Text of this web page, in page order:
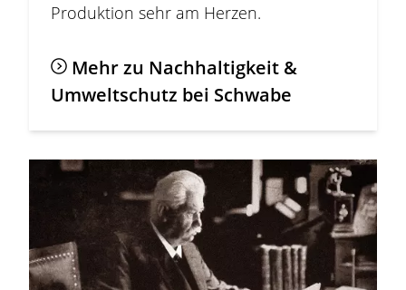
Produktion sehr am Herzen.
Mehr zu Nachhaltigkeit &
Umweltschutz bei Schwabe